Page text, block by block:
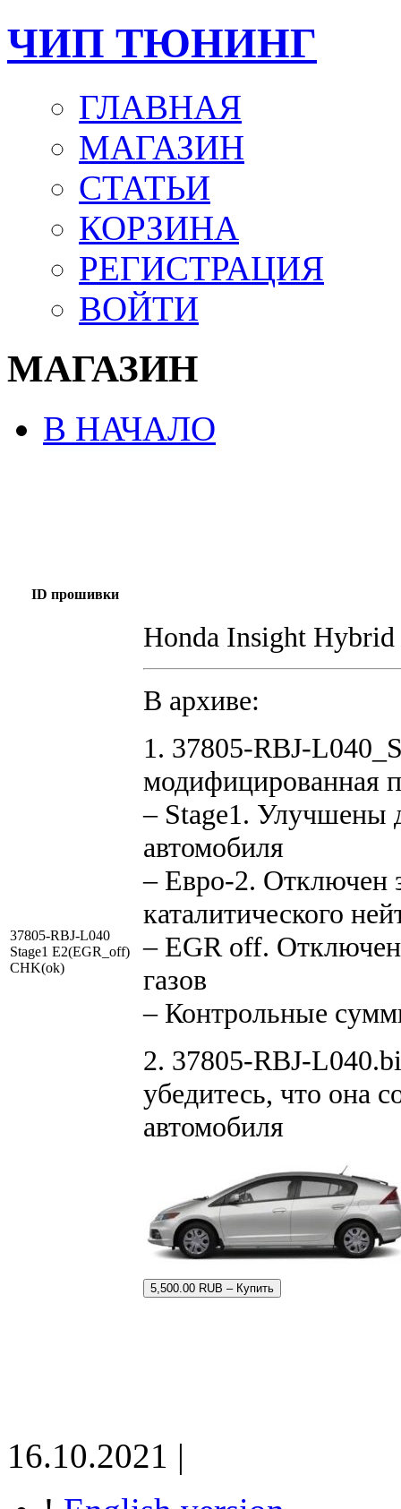
ЧИП ТЮНИНГ
ГЛАВНАЯ
МАГАЗИН
СТАТЬИ
КОРЗИНА
РЕГИСТРАЦИЯ
ВОЙТИ
МАГАЗИН
В НАЧАЛО
ID прошивки
37805-RBJ-L040
Stage1 E2(EGR_off)
CHK(ok)
Honda Insight
В архиве:
1. 37805-RBJ-
модифицированная
– Stage1. Улучшены
автомобиля
– Евро-2. Отключен
каталитического
– EGR off.
газов
– Контрольные
2. 37805-RBJ-
убедитесь, что она
автомобиля
5,500.00 RUB – Купить
16.10.2021 |